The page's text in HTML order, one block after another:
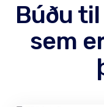
Búðu
sem